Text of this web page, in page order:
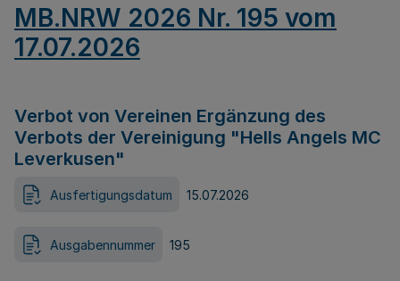
MB.NRW 2026 Nr. 195 vom
17.07.2026
Verbot von Vereinen Ergänzung des
Verbots der Vereinigung "Hells Angels MC
Leverkusen"
Ausfertigungsdatum 15.07.2026
Ausgabennummer 195